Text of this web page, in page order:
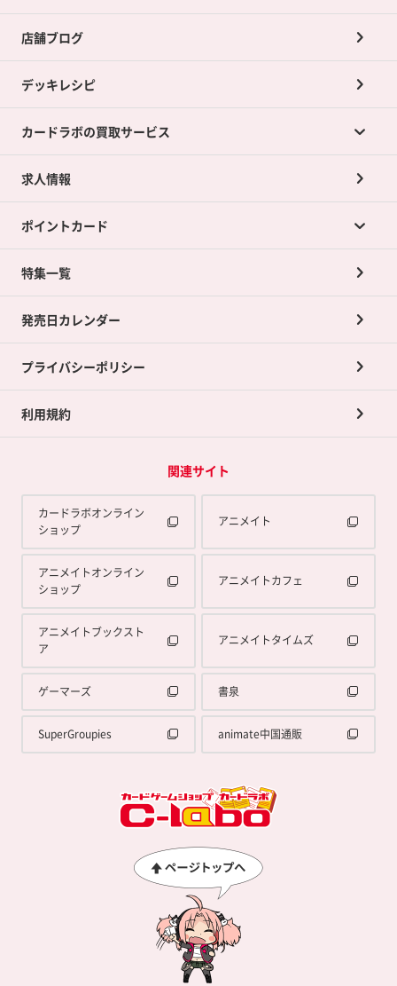
店舗ブログ
デッキレシピ
カードラボの買取サービス
カードラボの買取サービスTOP
店舗買取について
ネット買取について
買取承諾書について
求人情報
ポイントカード
ポイントカードTOP
ポイント交換景品
特集一覧
発売日カレンダー
プライバシーポリシー
利用規約
関連サイト
カードラボオンライン
ショップ
アニメイト
アニメイトオンライン
ショップ
アニメイトカフェ
アニメイトブックスト
ア
アニメイトタイムズ
ゲーマーズ 書泉
SuperGroupies animate中国通販